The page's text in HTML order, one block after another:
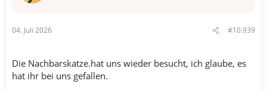
:
04. Juli 2026 #10.939
Die Nachbarskatze.hat uns wieder besucht, ich glaube, es
hat ihr bei uns gefallen.